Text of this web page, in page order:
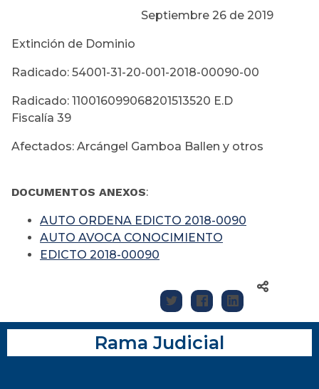
Septiembre 26 de 2019
Extinción de Dominio
Radicado: 54001-31-20-001-2018-00090-00
Radicado: 110016099068201513520 E.D
Fiscalía 39
Afectados: Arcángel Gamboa Ballen y otros
DOCUMENTOS ANEXOS:
AUTO ORDENA EDICTO 2018-0090
AUTO AVOCA CONOCIMIENTO
EDICTO 2018-00090
Rama Judicial